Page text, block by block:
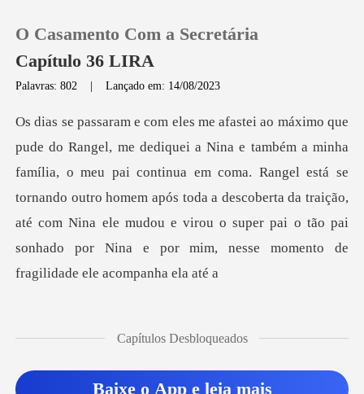
0
O Casamento Com a Secretária
Capítulo 36 LIRA
Palavras: 802 |Lançado em: 14/08/2023
o meu pai continua em coma. Rangel está se
tornando outro homem após toda a descoberta da traição,
até com Nina ele
Capítulos Desbloqueados
Baixe o App e leia mais